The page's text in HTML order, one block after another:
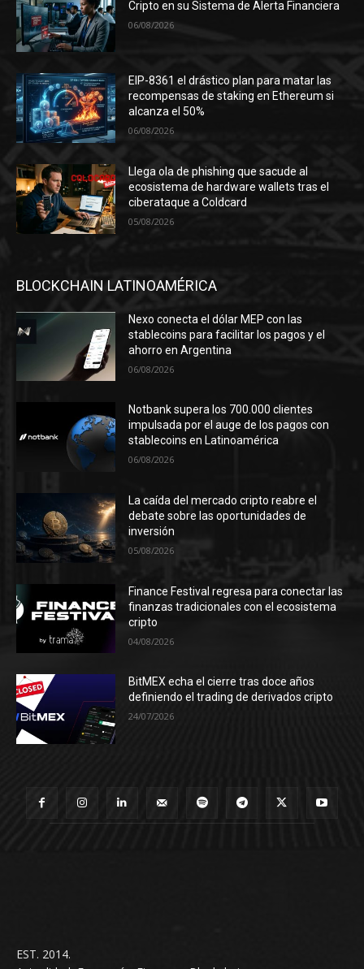
Cripto en su Sistema de Alerta Financiera
06/08/2026
EIP-8361 el drástico plan para matar las
recompensas de staking en Ethereum si
alcanza el 50%
06/08/2026
Llega ola de phishing que sacude al
ecosistema de hardware wallets tras el
ciberataque a Coldcard
05/08/2026
BLOCKCHAIN LATINOAMÉRICA
Nexo conecta el dólar MEP con las
stablecoins para facilitar los pagos y el
ahorro en Argentina
06/08/2026
Notbank supera los 700.000 clientes
impulsada por el auge de los pagos con
stablecoins en Latinoamérica
06/08/2026
La caída del mercado cripto reabre el
debate sobre las oportunidades de
inversión
05/08/2026
Finance Festival regresa para conectar las
finanzas tradicionales con el ecosistema
cripto
04/08/2026
BitMEX echa el cierre tras doce años
definiendo el trading de derivados cripto
24/07/2026
EST. 2014.